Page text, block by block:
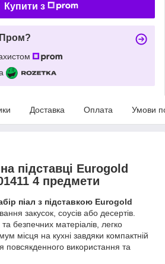
Купити з
Пром?
Доставка Оплата Умови
підставці Eurogold
4 предмети
піал з підставкою Eurogold
закусок, соусів або десертів.
безпечних матеріалів, легко
місця на кухні завдяки компактній
повсякденного використання та